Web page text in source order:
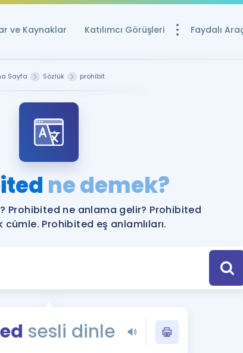
ve Kaynaklar Katılımcı Görüşleri Faydalı
YDS ve YÖKDİL Puan Hesaplama
YDS ve YÖKDİL'e Hazırlananlar
Tüm ÖSYM Sınavları Tek
YDS - YÖKDİL Tüm Sınavlarla
Remzi Hoca ile
Sayfa Sözlük prohibit
ne demek?
Prohibited ne anlama gelir? Prohibited
cümle. Prohibited eş anlamlıları.
sesli dinle